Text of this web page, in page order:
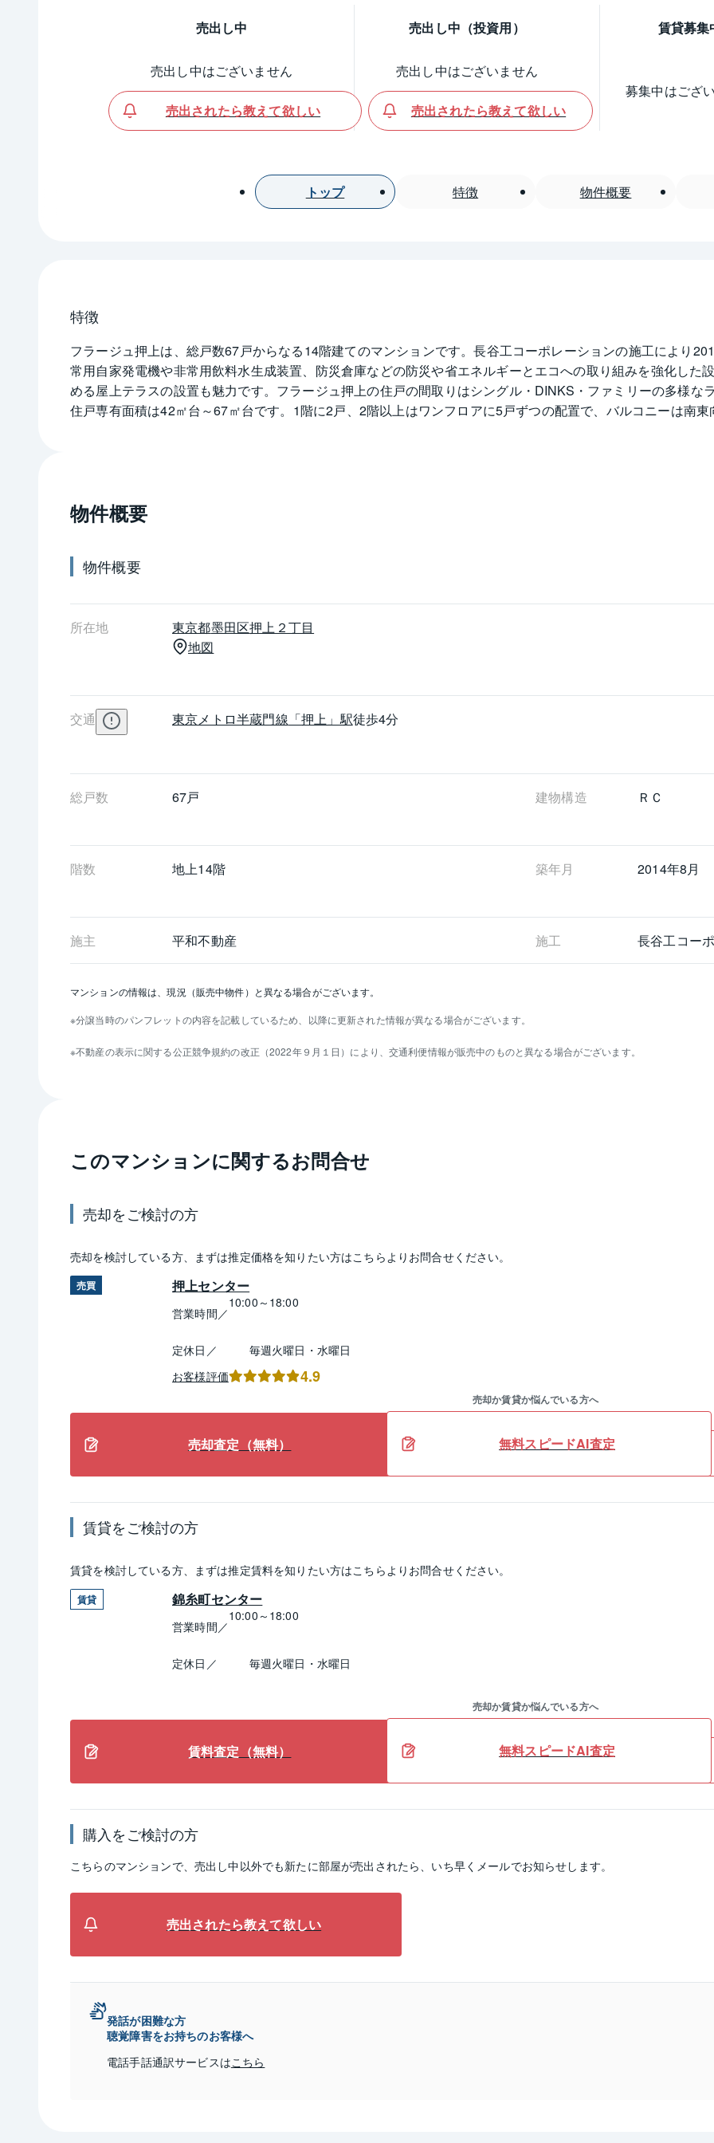
売出し中
売出し中はございません
売出されたら教えて欲しい
売出し中（投資用）
売出し中はございません
売出されたら教えて欲しい
賃貸募集
募集中はござ
トップ 特徴 物件概要
特徴
フラージュ押上は、総戸数67戸からなる14階建てのマンションです。長谷工コーポレーションの施工により
常用自家発電機や非常用飲料水生成装置、防災倉庫などの防災や省エネルギーとエコへの取り組みを強化した
める屋上テラスの設置も魅力です。フラージュ押上の住戸の間取りはシングル・DINKS・ファミリーの多様な
住戸専有面積は42㎡台～67㎡台です。1階に2戸、2階以上はワンフロアに5戸ずつの配置で、バルコニーは南
物件概要
物件概要
所在地 東京都墨田区押上２丁目
地図
交通 東京メトロ半蔵門線 「押上」駅徒歩4分
総戸数 67戸 建物構造 ＲＣ
階数 地上14階 築年月 2014年8月
施主 平和不動産 施工 長谷工コー
マンションの情報は、現況（販売中物件）と異なる場合がございます。
分譲当時のパンフレットの内容を記載しているため、以降に更新された情報が異なる場合がございます。
不動産の表示に関する公正競争規約の改正（2022年９月１日）により、交通利便情報が販売中のものと異なる場合がございます。
このマンションに関するお問合せ
売却をご検討の方
売却を検討している方、まずは推定価格を知りたい方はこちらよりお問合せください。
売買 押上センター
営業時間／
10:00～18:00
定休日／
毎週火曜日・水曜日
お客様評価
4.9
売却査定（無料）
売却か賃貸か悩んでいる方へ
無料スピードAI査定
賃貸をご検討の方
賃貸を検討している方、まずは推定賃料を知りたい方はこちらよりお問合せください。
賃貸 錦糸町センター
営業時間／
10:00～18:00
定休日／ 毎週火曜日・水曜日
賃料査定（無料）
売却か賃貸か悩んでいる方へ
無料スピードAI査定
購入をご検討の方
こちらのマンションで、売出し中以外でも新たに部屋が売出されたら、いち早くメールでお知らせします。
売出されたら教えて欲しい
発話が困難な方
聴覚障害をお持ちのお客様へ
電話手話通訳サービスはこちら